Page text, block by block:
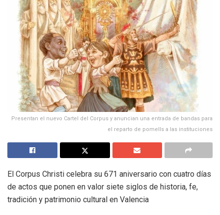
Presentan el nuevo Cartel del Corpus y anuncian una entrada de bandas para
el reparto de pomells a las instituciones
El Corpus Christi celebra su 671 aniversario con cuatro días
de actos que ponen en valor siete siglos de historia, fe,
tradición y patrimonio cultural en Valencia